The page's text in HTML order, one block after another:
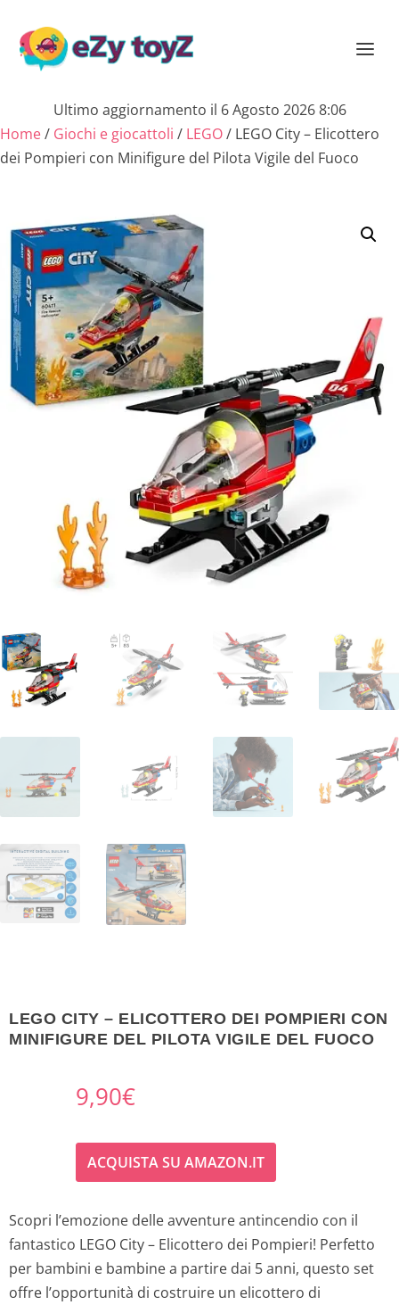
Ultimo aggiornamento il 6 Agosto 2026 8:06
Home/ Giochi e giocattoli / LEGO/ LEGO City – Elicottero
dei Pompieri con Minifigure del Pilota Vigile del Fuoco
LEGO CITY – ELICOTTERO DEI POMPIERI CON
MINIFIGURE DEL PILOTA VIGILE DEL FUOCO
9,90€
ACQUISTA SU AMAZON.IT
Scopri l’emozione delle avventure antincendio con il
fantastico LEGO City – Elicottero dei Pompieri! Perfetto
per bambini e bambine a partire dai 5 anni, questo set
offre l’opportunità di costruire un elicottero di